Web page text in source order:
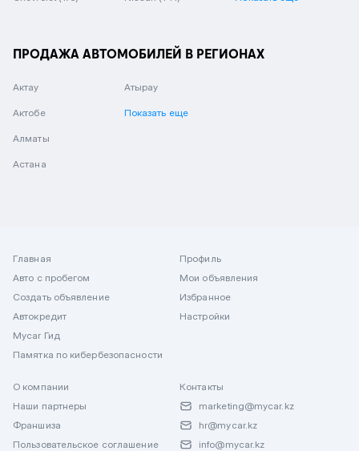
ПРОДАЖА АВТОМОБИЛЕЙ В РЕГИОНАХ
Актау
Актобе
Алматы
Астана
Атырау
Показать еще
Главная
Авто с пробегом
Создать объявление
Автокредит
Mycar Гид
Памятка по кибербезопасности
Профиль
Мои объявления
Избранное
Настройки
О компании
Наши партнеры
Франшиза
Пользовательское соглашение
Контакты
marketing@mycar.kz
hr@mycar.kz
info@mycar.kz